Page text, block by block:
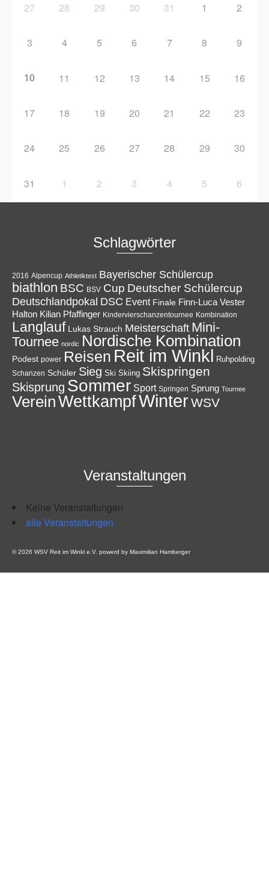
27 28 29 30 31 1 2
3 4 5 6 7 8 9
10 11 12 13 14 15 16
17 18 19 20 21 22 23
24 25 26 27 28 29 30
31 1 2 3 4 5 6
Schlagwörter
2016 Alpencup Athletiktest Bayerischer Schülercup
biathlon BSC BSV Cup Deutscher Schülercup
Deutschlandpokal DSC Event Finale Finn-Luca Vester
Halton Kilian Pfaffinger Kindervierschanzentournee Kombination
Langlauf Lukas Strauch Meisterschaft Mini-
Tournee nordic Nordische Kombination
Podest power Reisen Reit im Winkl Ruhpolding
Schanzen Schüler Sieg Ski Skiing Skispringen
Skisprung Sommer Sport Springen Sprung Tournee
VereinWettkampfWinterWSV
Veranstaltungen
Keine Veranstaltungen
alle Veranstaltungen
© 2026 WSV Reit im Winkl e.V. powerd by Maximilian Hamberger